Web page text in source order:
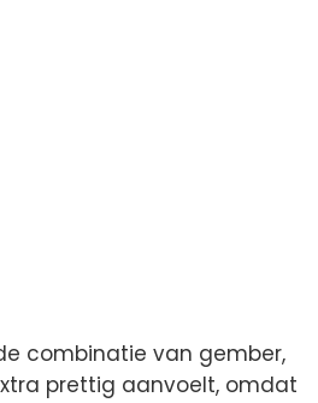
combinatie van gember,
prettig aanvoelt, omdat